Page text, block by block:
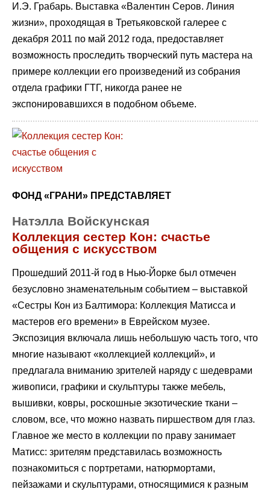
И.Э. Грабарь. Выставка «Валентин Серов. Линия
жизни», проходящая в Третьяковской галерее с
декабря 2011 по май 2012 года, предоставляет
возможность проследить творческий путь мастера на
примере коллекции его произведений из собрания
отдела графики ГТГ, никогда ранее не
экспонировавшихся в подобном объеме.
ФОНД «ГРАНИ» ПРЕДСТАВЛЯЕТ
Натэлла Войскунская
Коллекция сестер Кон: счастье
общения с искусством
Прошедший 2011-й год в Нью-Йорке был отмечен
безусловно знаменательным событием – выставкой
«Сестры Кон из Балтимора: Коллекция Матисса и
мастеров его времени» в Еврейском музее.
Экспозиция включала лишь небольшую часть того, что
многие называют «коллекцией коллекций», и
предлагала вниманию зрителей наряду с шедеврами
живописи, графики и скульптуры также мебель,
вышивки, ковры, роскошные экзотические ткани –
словом, все, что можно назвать пиршеством для глаз.
Главное же место в коллекции по праву занимает
Матисс: зрителям представилась возможность
познакомиться c портретами, натюрмортами,
пейзажами и скульптурами, относящимися к разным